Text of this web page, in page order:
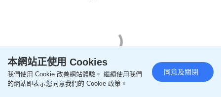
本網站正使用 Cookies
我們使用 Cookie 改善網站體驗。 繼續使用我們
的網站即表示您同意我們的 Cookie 政策。
同意及關閉